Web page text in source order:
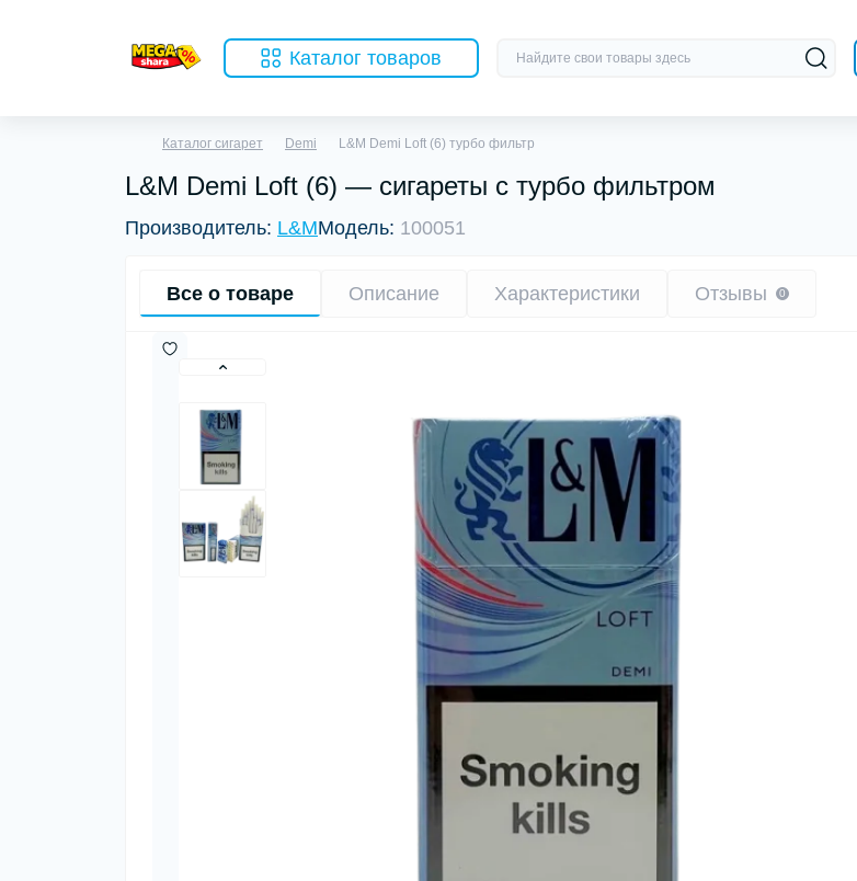
Каталог товаров
Каталог сигарет Demi L&M Demi Loft (6) турбо фильтр
L&M Demi Loft (6) — сигареты с турбо фильтром
Производитель: L&MМодель: 100051
Все о товаре Описание Характеристики Отзывы 0